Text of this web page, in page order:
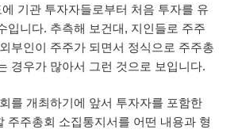
기관 투자자들로부터 처음 투자를 유
입니다. 추측해 보건대, 지인들로 주주
부인이 주주가 되면서 정식으로 주주총
경우가 많아서 그런 것으로 보입니다.
를 개최하기에 앞서 투자자를 포함한
주주총회 소집통지서를 어떤 내용과 형